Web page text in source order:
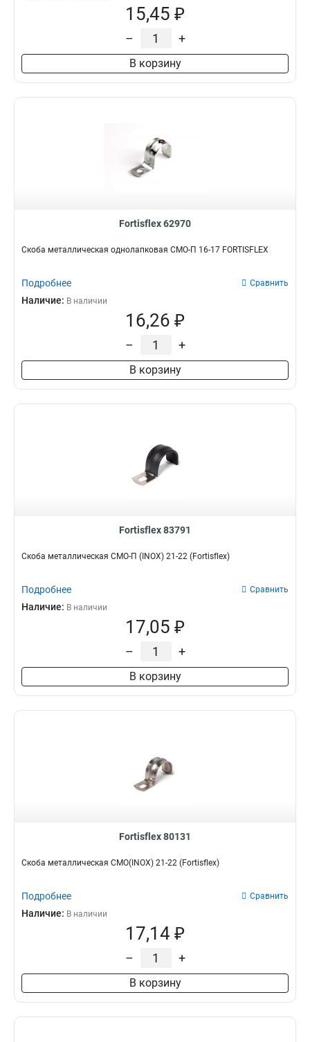
15,45 ₽
– +
В корзину
Fortisflex 62970
Скоба металлическая однолапковая СМО-П 16-17 FORTISFLEX
Подробнее Сравнить
Наличие: В наличии
16,26 ₽
– +
В корзину
Fortisflex 83791
Скоба металлическая СМО-П (INOX) 21-22 (Fortisflex)
Подробнее Сравнить
Наличие: В наличии
17,05 ₽
– +
В корзину
Fortisflex 80131
Скоба металлическая СМО(INOX) 21-22 (Fortisflex)
Подробнее Сравнить
Наличие: В наличии
17,14 ₽
– +
В корзину